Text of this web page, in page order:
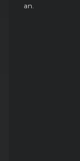
an.